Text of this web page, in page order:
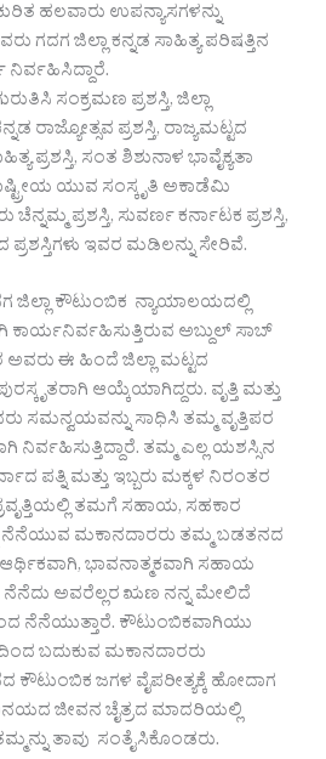
ಹಲವಾರು ಉಪನ್ಯಾಸಗಳನ್ನು
ಗದಗ ಜಿಲ್ಲಾ ಕನ್ನಡ ಸಾಹಿತ್ಯ ಪರಿಷತ್ತಿನ
ಸಂಕ್ರಮಣ ಪ್ರಶಸ್ತಿ, ಜಿಲ್ಲಾ
ರಾಜ್ಯೋತ್ಸವ ಪ್ರಶಸ್ತಿ, ರಾಜ್ಯಮಟ್ಟದ
ಪ್ರಶಸ್ತಿ, ಸಂತ ಶಿಶುನಾಳ ಭಾವೈಕ್ಯತಾ
ಯುವ ಸಂಸ್ಕೃತಿ ಅಕಾಡೆಮಿ
ಚೆನ್ನಮ್ಮ ಪ್ರಶಸ್ತಿ, ಸುವರ್ಣ ಕರ್ನಾಟಕ ಪ್ರಶಸ್ತಿ,
ಪ್ರಶಸ್ತಿಗಳು ಇವರ ಮಡಿಲನ್ನು ಸೇರಿವೆ.
ಜಿಲ್ಲಾ ಕೌಟುಂಬಿಕ ನ್ಯಾಯಾಲಯದಲ್ಲಿ
ಅಬ್ದುಲ್ ಸಾಬ್
ಈ ಹಿಂದೆ ಜಿಲ್ಲಾ ಮಟ್ಟದ
ಆಯ್ಕೆಯಾಗಿದ್ದರು. ವೃತ್ತಿ ಮತ್ತು
ಸಮನ್ವಯವನ್ನು ಸಾಧಿಸಿ ತಮ್ಮ ವೃತ್ತಿಪರ
ನಿರ್ವಹಿಸುತ್ತಿದ್ದಾರೆ. ತಮ್ಮ ಎಲ್ಲ ಯಶಸ್ಸಿನ
ಪತ್ನಿ ಮತ್ತು ಇಬ್ಬರು ಮಕ್ಕಳ ನಿರಂತರ
ಪ್ರವೃತ್ತಿಯಲ್ಲಿ ತಮಗೆ ಸಹಾಯ, ಸಹಕಾರ
ನೆನೆಯುವ ಮಕಾನದಾರರು ತಮ್ಮ ಬಡತನದ
ಭಾವನಾತ್ಮಕವಾಗಿ ಸಹಾಯ
ನೆನೆದು ಅವರೆಲ್ಲರ ಋಣ ನನ್ನ ಮೇಲಿದೆ
ನೆನೆಯುತ್ತಾರೆ. ಕೌಟುಂಬಿಕವಾಗಿಯು
ಬದುಕುವ ಮಕಾನದಾರರು
ಜಗಳ ವೈಪರೀತ್ಯಕ್ಕೆ ಹೋದಾಗ
ಜೀವನ ಚೈತ್ರದ ಮಾದರಿಯಲ್ಲಿ
ತಾವು ಸಂತೈಸಿಕೊಂಡರು.